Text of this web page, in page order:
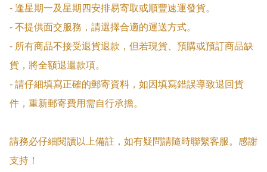
- 逢星期一及星期四安排易寄取或順豐速運發貨。
- 不提供面交服務，請選擇合適的運送方式。
- 所有商品不接受退貨退款，但若現貨、預購或預訂商品缺
貨，將全額退還款項。
- 請仔細填寫正確的郵寄資料，如因填寫錯誤導致退回貨
件，重新郵寄費用需自行承擔。
請務必仔細閱讀以上備註，如有疑問請隨時聯繫客服。感謝
支持！